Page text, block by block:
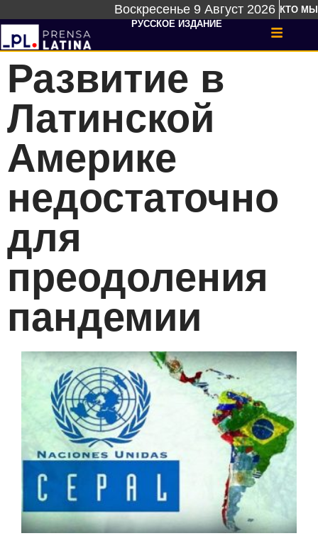
Воскресенье 9 Август 2026 КТО МЫ
РУССКОЕ ИЗДАНИЕ
Развитие в
Латинской
Америке
недостаточно
для
преодоления
пандемии